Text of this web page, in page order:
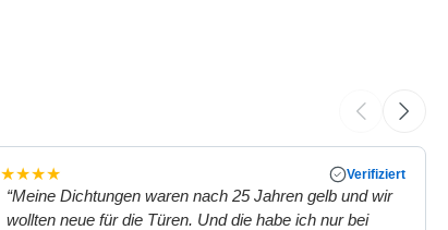
★★★★ Verifiziert
“Meine Dichtungen waren nach 25 Jahren gelb und wir
wollten neue für die Türen. Und die habe ich nur bei